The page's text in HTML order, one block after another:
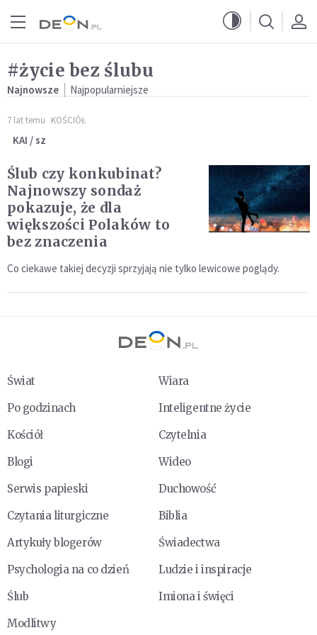
#życie bez ślubu
Najnowsze Najpopularniejsze
7 lat temu KOŚCIÓŁ
KAI / sz
Ślub czy konkubinat?
Najnowszy sondaż
pokazuje, że dla
większości Polaków to
bez znaczenia
Co ciekawe takiej decyzji sprzyjają nie tylko lewicowe poglądy.
Świat
Wiara
Po godzinach
Inteligentne życie
Kościół
Czytelnia
Blogi
Wideo
Serwis papieski
Duchowość
Czytania liturgiczne
Biblia
Artykuły blogerów
Świadectwa
Psychologia na co dzień
Ludzie i inspiracje
Ślub
Imiona i święci
Modlitwy